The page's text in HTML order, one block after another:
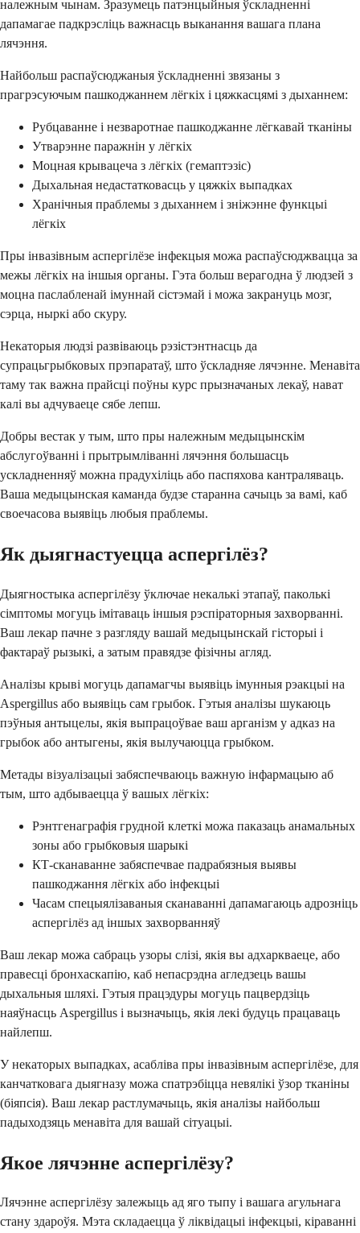
належным чынам. Зразумець патэнцыйныя ўскладненні
дапамагае падкрэсліць важнасць выканання вашага плана
лячэння.
Найбольш распаўсюджаныя ўскладненні звязаны з
прагрэсуючым пашкоджаннем лёгкіх і цяжкасцямі з дыханнем:
Рубцаванне і незваротнае пашкоджанне лёгкавай тканіны
Утварэнне паражнін у лёгкіх
Моцная крывацеча з лёгкіх (гемаптэзіс)
Дыхальная недастатковасць у цяжкіх выпадках
Хранічныя праблемы з дыханнем і зніжэнне функцыі
лёгкіх
Пры інвазівным аспергілёзе інфекцыя можа распаўсюджвацца за
межы лёгкіх на іншыя органы. Гэта больш верагодна ў людзей з
моцна паслабленай імуннай сістэмай і можа закрануць мозг,
сэрца, ныркі або скуру.
Некаторыя людзі развіваюць рэзістэнтнасць да
супрацьгрыбковых прэпаратаў, што ўскладняе лячэнне. Менавіта
таму так важна прайсці поўны курс прызначаных лекаў, нават
калі вы адчуваеце сябе лепш.
Добры вестак у тым, што пры належным медыцынскім
абслугоўванні і прытрымліванні лячэння большасць
ускладненняў можна прадухіліць або паспяхова кантраляваць.
Ваша медыцынская каманда будзе старанна сачыць за вамі, каб
своечасова выявіць любыя праблемы.
Як дыягнастуецца аспергілёз?
Дыягностыка аспергілёзу ўключае некалькі этапаў, паколькі
сімптомы могуць імітаваць іншыя рэспіраторныя захворванні.
Ваш лекар пачне з разгляду вашай медыцынскай гісторыі і
фактараў рызыкі, а затым правядзе фізічны агляд.
Аналізы крыві могуць дапамагчы выявіць імунныя рэакцыі на
Aspergillus або выявіць сам грыбок. Гэтыя аналізы шукаюць
пэўныя антыцелы, якія выпрацоўвае ваш арганізм у адказ на
грыбок або антыгены, якія вылучаюцца грыбком.
Метады візуалізацыі забяспечваюць важную інфармацыю аб
тым, што адбываецца ў вашых лёгкіх:
Рэнтгенаграфія грудной клеткі можа паказаць анамальных
зоны або грыбковыя шарыкі
КТ-сканаванне забяспечвае падрабязныя выявы
пашкоджання лёгкіх або інфекцыі
Часам спецыялізаваныя сканаванні дапамагаюць адрозніць
аспергілёз ад іншых захворванняў
Ваш лекар можа сабраць узоры слізі, якія вы адхаркваеце, або
правесці бронхаскапію, каб непасрэдна агледзець вашы
дыхальныя шляхі. Гэтыя працэдуры могуць пацвердзіць
наяўнасць Aspergillus і вызначыць, якія лекі будуць працаваць
найлепш.
У некаторых выпадках, асабліва пры інвазівным аспергілёзе, для
канчатковага дыягназу можа спатрэбіцца невялікі ўзор тканіны
(біяпсія). Ваш лекар растлумачыць, якія аналізы найбольш
падыходзяць менавіта для вашай сітуацыі.
Якое лячэнне аспергілёзу?
Лячэнне аспергілёзу залежыць ад яго тыпу і вашага агульнага
стану здароўя. Мэта складаецца ў ліквідацыі інфекцыі, кіраванні